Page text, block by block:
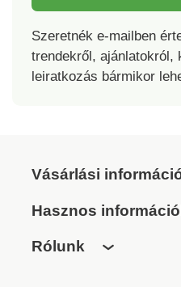
Szeretnék e-mailben
trendekről, ajánlatokról,
leiratkozás bármikor
Vásárlási
Hasznos
Rólunk